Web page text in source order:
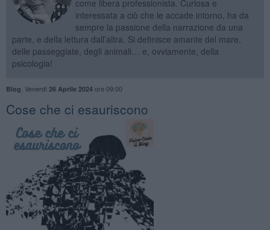
come libera professionista. Curiosa e
interessata a ciò che le accade intorno, ha da
sempre la passione della narrazione da una
parte, e della lettura dall’altra. Si definisce amante del mare,
delle passeggiate, degli animali… e, ovviamente, della
psicologia!
Blog Venerdì 26 Aprile 2024ore 09:00
​Cose che ci esauriscono